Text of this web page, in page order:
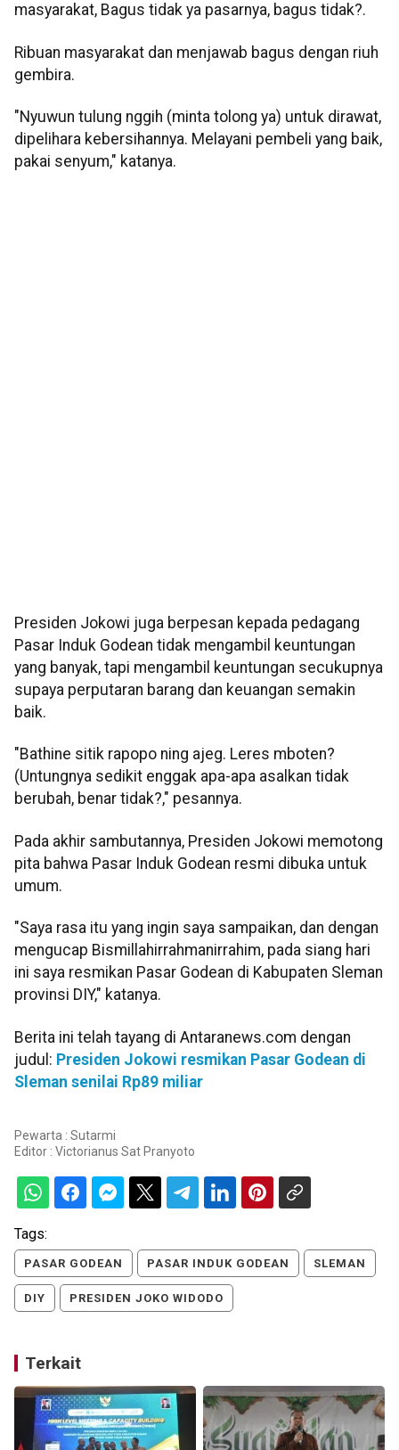
masyarakat, Bagus tidak ya pasarnya, bagus tidak?.
Ribuan masyarakat dan menjawab bagus dengan riuh
gembira.
"Nyuwun tulung nggih (minta tolong ya) untuk dirawat,
dipelihara kebersihannya. Melayani pembeli yang baik,
pakai senyum," katanya.
Presiden Jokowi juga berpesan kepada pedagang
Pasar Induk Godean tidak mengambil keuntungan
yang banyak, tapi mengambil keuntungan secukupnya
supaya perputaran barang dan keuangan semakin
baik.
"Bathine sitik rapopo ning ajeg. Leres mboten?
(Untungnya sedikit enggak apa-apa asalkan tidak
berubah, benar tidak?," pesannya.
Pada akhir sambutannya, Presiden Jokowi memotong
pita bahwa Pasar Induk Godean resmi dibuka untuk
umum.
"Saya rasa itu yang ingin saya sampaikan, dan dengan
mengucap Bismillahirrahmanirrahim, pada siang hari
ini saya resmikan Pasar Godean di Kabupaten Sleman
provinsi DIY," katanya.
Berita ini telah tayang di Antaranews.com dengan
judul: Presiden Jokowi resmikan Pasar Godean di
Sleman senilai Rp89 miliar
Pewarta : Sutarmi
Editor : Victorianus Sat Pranyoto
Tags:
PASAR GODEAN PASAR INDUK GODEAN SLEMAN
DIY PRESIDEN JOKO WIDODO
Terkait